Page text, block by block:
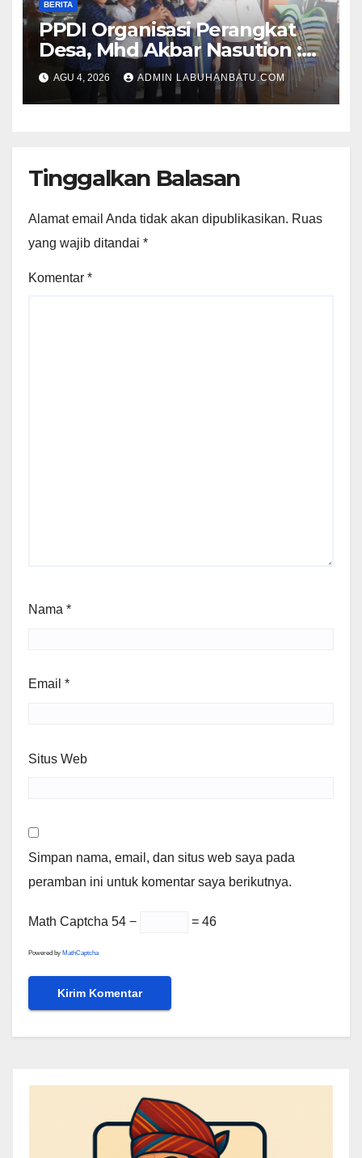
BERITA
PPDI Organisasi Perangkat
Desa, Mhd Akbar Nasution :
Dualisme Tidak Boleh
Membuat Perpecahan
AGU 4, 2026 ADMIN LABUHANBATU.COM
Tinggalkan Balasan
Alamat email Anda tidak akan dipublikasikan. Ruas
yang wajib ditandai *
Komentar *
Nama *
Email *
Situs Web
Simpan nama, email, dan situs web saya pada
peramban ini untuk komentar saya berikutnya.
Math Captcha 54 − = 46
Powered by MathCaptcha